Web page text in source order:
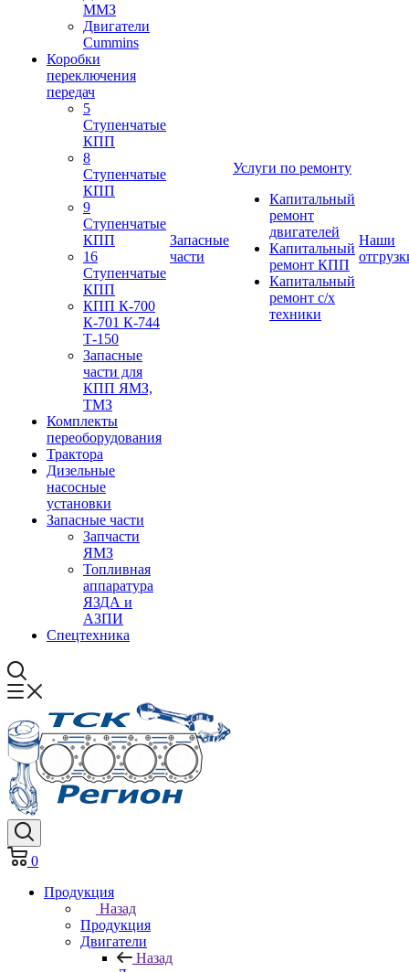
ММЗ
Двигатели
Cummins
Коробки
переключения
передач
5
Ступенчатые
КПП
8
Ступенчатые
КПП
9
Ступенчатые
КПП
16
Ступенчатые
КПП
КПП К-700
К-701 К-744
Т-150
Запасные
части для
КПП ЯМЗ,
ТМЗ
Комплекты
переоборудования
Трактора
Дизельные
насосные
установки
Запасные части
Запчасти
ЯМЗ
Топливная
аппаратура
ЯЗДА и
АЗПИ
Спецтехника
Запасные
части
Услуги по ремонту
Капитальный
ремонт
двигателей
Капитальный
ремонт КПП
Капитальный
ремонт с/х
техники
Наши
0
Продукция
Назад
Продукция
Двигатели
Назад